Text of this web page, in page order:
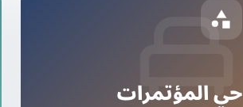
حي المؤتمرات